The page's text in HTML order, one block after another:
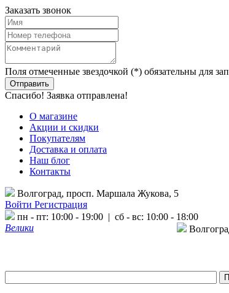
Заказать звонок
Поля отмеченные звездочкой (*) обязательны для
Спасибо! Заявка отправлена!
О магазине
Акции и скидки
Покупателям
Доставка и оплата
Наш блог
Контакты
Волгоград, просп. Маршала Жукова, 5
Войти Регистрация
пн - пт: 10:00 - 19:00 | сб - вс: 10:00 - 18:00
Велики